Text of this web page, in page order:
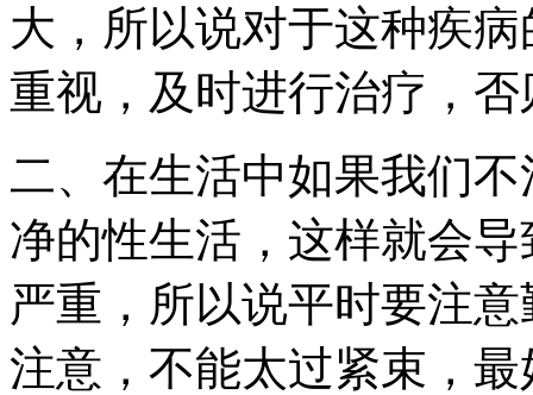
大，所以说对于这种疾
重视，及时进行治疗，
二、在生活中如果我们
净的性生活，这样就会
严重，所以说平时要注
注意，不能太过紧束，